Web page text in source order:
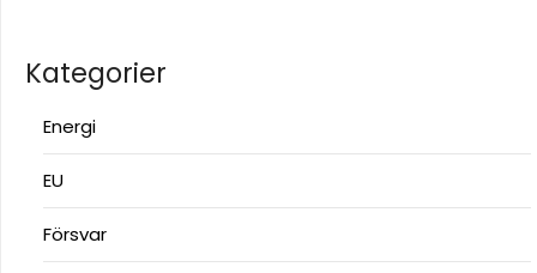
Kategorier
Energi
EU
Försvar